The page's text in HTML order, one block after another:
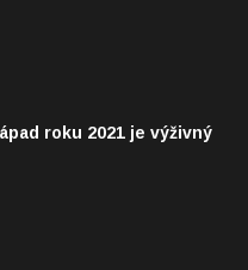
roku 2021 je výživný